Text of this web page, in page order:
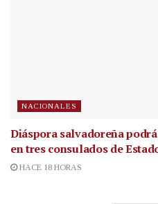
NACIONALES
Diáspora salvadoreña
en tres consulados de
HACE 18 HORAS